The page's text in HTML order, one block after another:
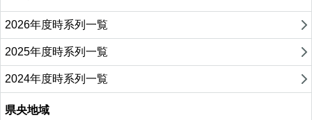
2026年度時系列一覧
2025年度時系列一覧
2024年度時系列一覧
県央地域